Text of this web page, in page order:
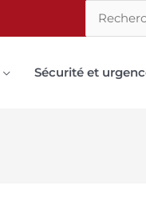
Sécurité et